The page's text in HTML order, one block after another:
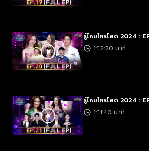
รู้ไหมใครโสด 2024 :
1:32:20 นาที
รู้ไหมใครโสด 2024 :
1:31:40 นาที